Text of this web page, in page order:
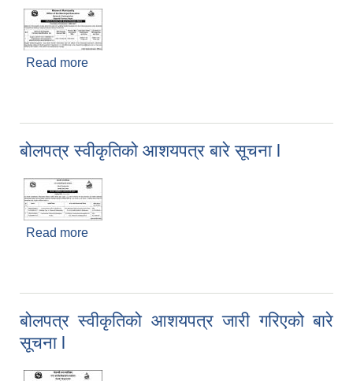
Read more
बोलपत्र स्वीकृतिको आशयपत्र बारे सूचना l
Read more
बोलपत्र स्वीकृतिको आशयपत्र जारी गरिएको बारे
सूचना l